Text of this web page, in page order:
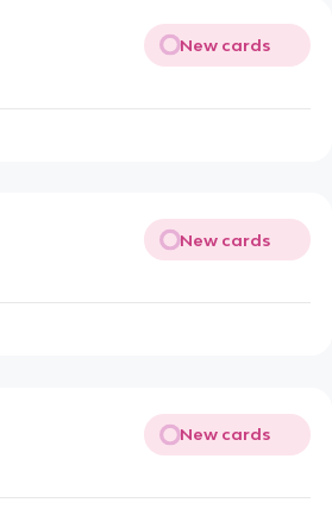
New cards
New cards
New cards